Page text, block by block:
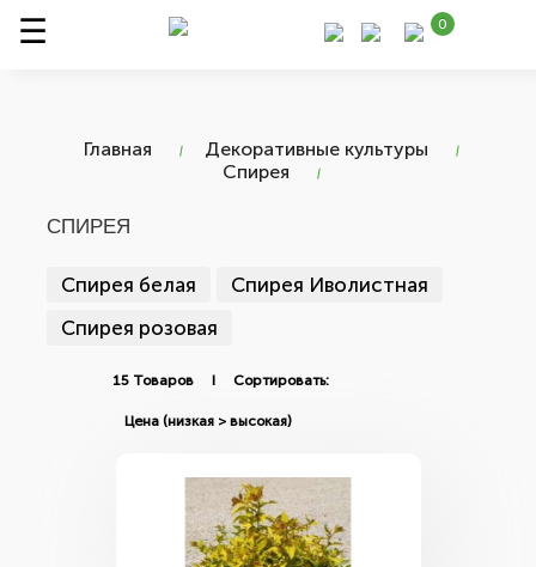
0
Главная
Декоративные культуры
Спирея
СПИРЕЯ
Спирея белая
Спирея Иволистная
Спирея розовая
15 Товаров I Сортировать: